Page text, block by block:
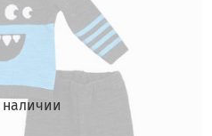
наличии